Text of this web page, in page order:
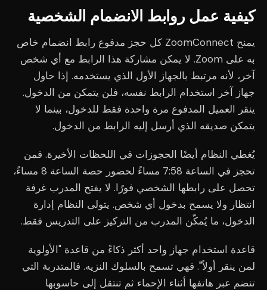
كيفية عمل روابط الانضمام الشخصية
يمنح ZoomConnect كل حجز مدفوع رابط انضمام خاص
به على Zoom. لا يمكن مشاركة هذا الرابط مع أي شخص
آخر، لأنه مرتبط بالجهاز الأول الذي يستخدمه. إذا حاول
جهاز آخر استخدام الرابط نفسه، فلن يتمكن من الدخول.
ينقر العميل المدفوع مرة واحدة فقط للدخول، بينما لا
يتمكن صديقه الذي أرسل إليه الرابط من الدخول.
يُغطي النظام أيضًا الحجوزات في اللحظات الأخيرة. فمن
تحجز في الساعة 7:58 مساءً لحضور حصة الساعة 8 مساءً،
تحصل على رابطها الشخصي فورًا. لا يفتح المدرب غرفة
انتظار ولا يسمح بدخول أي شخص. يتولى النظام إدارة
الدخول، ما يُمكّن المدرب من التركيز على التدريس فقط.
قاعدة استخدام جهاز واحد أكثر ذكاءً من قاعدة "الأولوية
لمن ينقر أولاً". فهي تسمح بالسلوك النزيه. فالمتدربة التي
تنضم عبر هاتفها أثناء الإحماء ثم تنتقل إلى حاسوبها